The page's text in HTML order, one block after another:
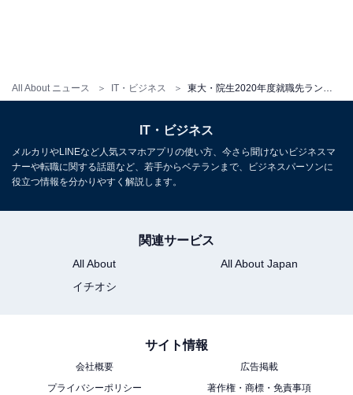
All About ニュース IT・ビジネス
IT・ビジネス
メルカリやLINEなど人気スマホアプリの使い方、今さら聞けないビジネスマ
ナーや転職に関する話題など、若手からベテランまで、ビジネスパーソンに
役立つ情報を分かりやすく解説します。
関連サービス
All About
All About Japan
イチオシ
サイト情報
会社概要
広告掲載
プライバシーポリシー
著作権・商標・免責事項